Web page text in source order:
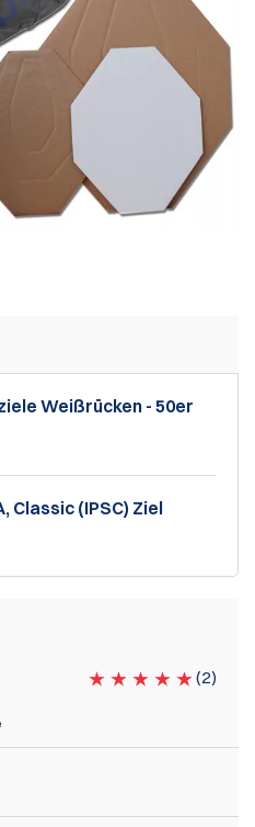
Weißrücken - 50er
Classic (IPSC) Ziel
(2)